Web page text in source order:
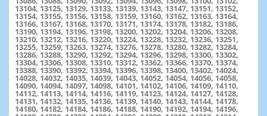
13104, 13125, 13129, 13133, 13139, 13143, 13147, 13151, 13152,
13154, 13155, 13156, 13158, 13159, 13160, 13162, 13163, 13164,
13166, 13167, 13168, 13170, 13171, 13174, 13178, 13182, 13186,
13190, 13194, 13196, 13198, 13200, 13202, 13204, 13206, 13208,
13210, 13212, 13216, 13220, 13224, 13228, 13232, 13236, 13251,
13255, 13259, 13263, 13274, 13276, 13278, 13280, 13282, 13284,
13286, 13288, 13290, 13292, 13294, 13296, 13298, 13300, 13302,
13304, 13306, 13308, 13310, 13312, 13362, 13366, 13370, 13374,
13388, 13390, 13392, 13394, 13396, 13398, 13400, 13402, 14024,
14028, 14032, 14035, 14039, 14043, 14052, 14054, 14056, 14058,
14090, 14094, 14097, 14098, 14101, 14102, 14106, 14109, 14110,
14112, 14113, 14114, 14116, 14119, 14123, 14124, 14127, 14128,
14131, 14132, 14135, 14136, 14139, 14140, 14143, 14144, 14178,
14180, 14182, 14184, 14186, 14188, 14190, 14192, 14194, 14196,